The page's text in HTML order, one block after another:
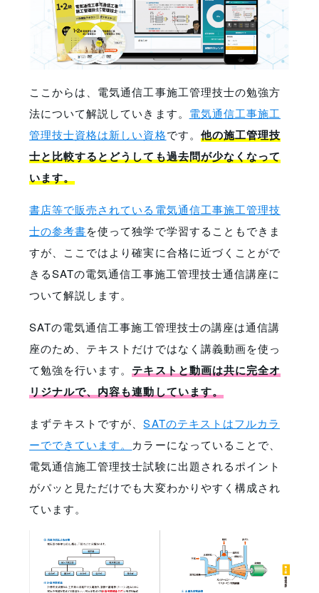
ここからは、電気通信工事施工管理技士の勉強方
法について解説していきます。 電気通信工事施工
管理技士資格は新しい資格です。 他の施工管理技
士と比較するとどうしても過去問が少なくなって
います。
書店等で販売されている電気通信工事施工管理技
士の参考書を使って独学で学習することもできま
すが、ここではより確実に合格に近づくことがで
きるSATの電気通信工事施工管理技士通信講座に
ついて解説します。
SATの電気通信工事施工管理技士の講座は通信講
座のため、テキストだけではなく講義動画を使っ
て勉強を行います。 テキストと動画は共に完全オ
リジナルで、内容も連動しています。
まずテキストですが、SATのテキストはフルカラ
ーでできています。 カラーになっていることで、
電気通信施工管理技士試験に出題されるポイント
がパッと見ただけでも大変わかりやすく構成され
ています。